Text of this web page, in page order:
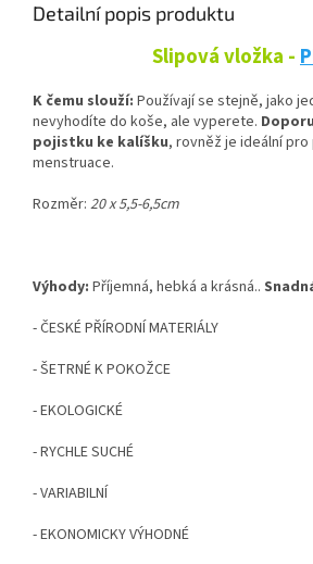
Detailní popis produktu
Slipová vložka -
K čemu slouží: Používají se stejně, jako
nevyhodíte do koše, ale vyperete.
pojistku ke kalíšku, rovněž je ideální
menstruace.
Rozměr: 20 x 5,5-6,5cm
Výhody: Příjemná, hebká a krásná..
- ČESKÉ PŘÍRODNÍ MATERIÁLY
- ŠETRNÉ K POKOŽCE
- EKOLOGICKÉ
- RYCHLE SUCHÉ
- VARIABILNÍ
- EKONOMICKY VÝHODNÉ